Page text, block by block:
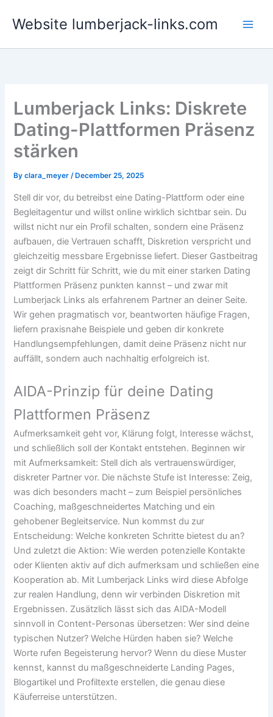
Website lumberjack-links.com
Lumberjack Links: Diskrete
Dating-Plattformen Präsenz
stärken
Byclara_meyer/ December 25, 2025
Stell dir vor, du betreibst eine Dating-Plattform oder eine
Begleitagentur und willst online wirklich sichtbar sein. Du
willst nicht nur ein Profil schalten, sondern eine Präsenz
aufbauen, die Vertrauen schafft, Diskretion verspricht und
gleichzeitig messbare Ergebnisse liefert. Dieser Gastbeitrag
zeigt dir Schritt für Schritt, wie du mit einer starken Dating
Plattformen Präsenz punkten kannst – und zwar mit
Lumberjack Links als erfahrenem Partner an deiner Seite.
Wir gehen pragmatisch vor, beantworten häufige Fragen,
liefern praxisnahe Beispiele und geben dir konkrete
Handlungsempfehlungen, damit deine Präsenz nicht nur
auffällt, sondern auch nachhaltig erfolgreich ist.
AIDA-Prinzip für deine Dating
Plattformen Präsenz
Aufmerksamkeit geht vor, Klärung folgt, Interesse wächst,
und schließlich soll der Kontakt entstehen. Beginnen wir
mit Aufmerksamkeit: Stell dich als vertrauenswürdiger,
diskreter Partner vor. Die nächste Stufe ist Interesse: Zeig,
was dich besonders macht – zum Beispiel persönliches
Coaching, maßgeschneidertes Matching und ein
gehobener Begleitservice. Nun kommst du zur
Entscheidung: Welche konkreten Schritte bietest du an?
Und zuletzt die Aktion: Wie werden potenzielle Kontakte
oder Klienten aktiv auf dich aufmerksam und schließen eine
Kooperation ab. Mit Lumberjack Links wird diese Abfolge
zur realen Handlung, denn wir verbinden Diskretion mit
Ergebnissen. Zusätzlich lässt sich das AIDA-Modell
sinnvoll in Content-Personas übersetzen: Wer sind deine
typischen Nutzer? Welche Hürden haben sie? Welche
Worte rufen Begeisterung hervor? Wenn du diese Muster
kennst, kannst du maßgeschneiderte Landing Pages,
Blogartikel und Profiltexte erstellen, die genau diese
Käuferreise unterstützen.